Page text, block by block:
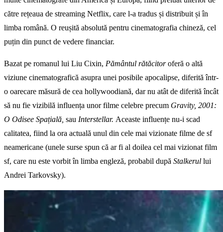
către rețeaua de streaming Netflix, care l-a tradus și distribuit și în
limba română. O reușită absolută pentru cinematografia chineză, cel
puțin din punct de vedere financiar.
Bazat pe romanul lui Liu Cixin, Pământul rătăcitoroferă o altă
viziune cinematografică asupra unei posibile apocalipse, diferită într-
o oarecare măsură de cea hollywoodiană, dar nu atât de diferită încât
să nu fie vizibilă influența unor filme celebre precum Gravity, 2001:
O Odisee Spațială, sau Interstellar. Aceaste influențe nu-i scad
calitatea, fiind la ora actuală unul din cele mai vizionate filme de sf
neamericane (unele surse spun că ar fi al doilea cel mai vizionat film
sf, care nu este vorbit în limba engleză, probabil după Stalkerul lui
Andrei Tarkovsky).